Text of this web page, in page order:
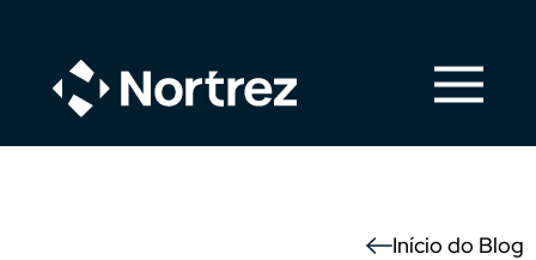
Início do Blog